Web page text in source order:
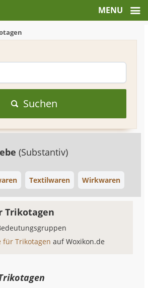
Suchen
(Substantiv)
Textilwaren Wirkwaren
Trikotagen
für Trikotagenauf Woxikon.de